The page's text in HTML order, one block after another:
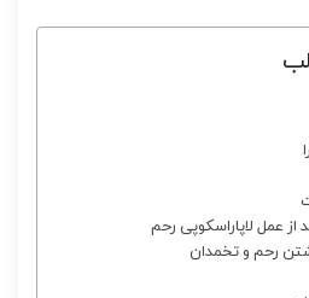
عمل لاپاراسکوپی رحم
رحم و تخمدان